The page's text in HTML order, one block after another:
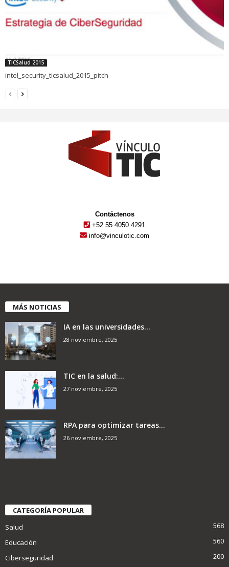
TICSalud 2015
intel_security_ticsalud_2015_pitch-
Contáctenos
+52 55 4050 4291
info@vinculotic.com
MÁS NOTICIAS
IA en las universidades...
28 noviembre, 2025
TIC en la salud:...
27 noviembre, 2025
RPA para optimizar tareas...
26 noviembre, 2025
CATEGORÍA POPULAR
Salud
568
Educación
560
Ciberseguridad
200